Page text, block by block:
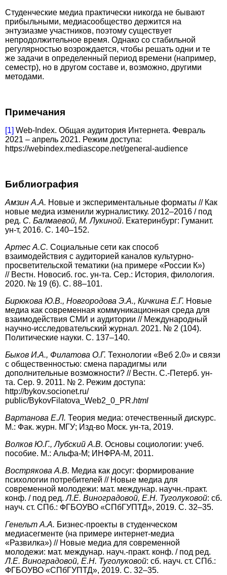
Студенческие медиа практически никогда не бывают
прибыльными, медиасообщество держится на
энтузиазме участников, поэтому существует
непродолжительное время. Однако со стабильной
регуляр­ностью возрождается, чтобы решать одни и те
же задачи в определенный период времени (например,
семестр), но в другом составе и, возможно, другими
методами.
Примечания
[1] Web-Index. Общая аудитория Интернета. Февраль
2021 – апрель 2021. Режим доступа:
https://webindex.mediascope.net/general-audience
Библиография
Амзин А.А. Новые и экспериментальные форматы // Как
новые медиа изменили журналистику. 2012–2016 / под
ред. С. Балмаевой, М. Лукиной. Екатеринбург: Гуманит.
ун-т, 2016. С. 140–152.
Артес А.С. Социальные сети как способ
взаимодействия с аудиторией каналов культурно-
просветительской тематики (на примере «России К»)
// Вестн. Новосиб. гос. ун-та. Сер.: История, филология.
2020. № 19 (6). С. 88–101.
Бирюкова Ю.В., Новгородова Э.А., Кичкина Е.Г. Новые
медиа как современная коммуникационная среда для
взаимодействия СМИ и аудитории // Международный
научно-исследовательский журнал. 2021. № 2 (104).
Политические науки. С. 137–140.
Быков И.А., Филатова О.Г. Технологии «Веб 2.0» и связи
с общественностью: смена парадигмы или
дополнительные возможности? // Вестн. С.-Петерб. ун-
та. Сер. 9. 2011. № 2. Режим доступа:
http://bykov.socionet.ru/
public/BykovFilatova_Web2_0_PR.html
Вартанова Е.Л. Теория медиа: отечественный дискурс.
М.: Фак. журн. МГУ; Изд-во Моск. ун-та, 2019.
Волков Ю.Г., Лубский А.В. Основы социологии: учеб.
пособие. М.: Альфа-М; ИНФРА-М, 2011.
Вострякова А.В. Медиа как досуг: формирование
психологии потребителей // Новые медиа для
современной молодежи: мат. междунар. научн.-практ.
конф. / под ред.Л.Е. Виноградовой, Е.Н. Туголуковой: cб.
науч. ст. СПб.: ФГБОУВО «СПбГУПТД», 2019. С. 32–35.
Генельт А.А. Бизнес-проекты в студенческом
медиасегменте (на примере интернет-медиа
«Развилка») // Новые медиа для современной
молодежи: мат. междунар. науч.-практ. конф. / под ред.
Л.Е. Виноградовой, Е.Н. Туголуковой: cб. науч. ст. СПб.:
ФГБОУВО «СПбГУПТД», 2019. С. 32–35.